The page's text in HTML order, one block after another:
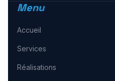
Menu
Accueil
Services
Réalisations